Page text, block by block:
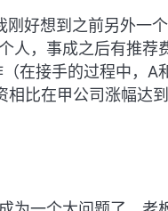
刚好想到之前另外一
人，事成之后有推荐
在接手的过程中，A
比在甲公司涨幅达到